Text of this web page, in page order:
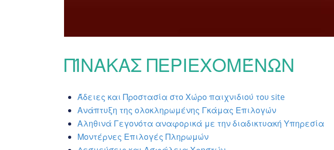
ΠΊΝΑΚΑΣ ΠΕΡΙΕΧΟΜΈΝΩΝ
Άδειες και Προστασία στο Χώρο παιχνιδιού του site
Ανάπτυξη της ολοκληρωμένης Γκάμας Επιλογών
Αληθινά Γεγονότα αναφορικά με την διαδικτυακή Υπηρεσία
Μοντέρνες Επιλογές Πληρωμών